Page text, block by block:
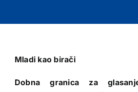
Mladi kao birači
Dobna granica za